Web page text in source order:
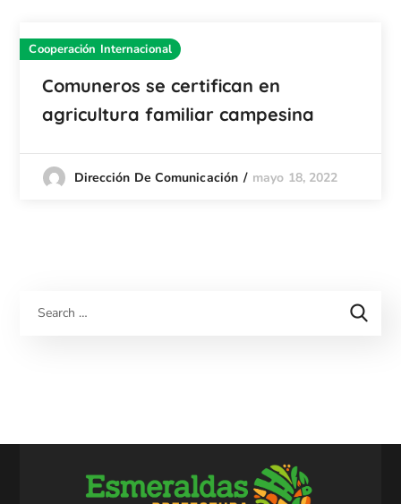
Cooperación Internacional
Comuneros se certifican en
agricultura familiar campesina
Dirección De Comunicación mayo 18, 2022